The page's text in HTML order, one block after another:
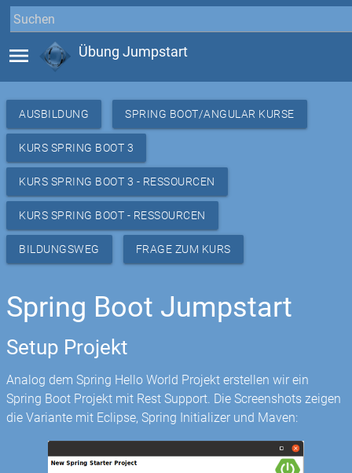
menu Übung Jumpstart
AUSBILDUNG SPRING BOOT/ANGULAR KURSE
KURS SPRING BOOT 3
KURS SPRING BOOT 3 - RESSOURCEN
KURS SPRING BOOT - RESSOURCEN
BILDUNGSWEG FRAGE ZUM KURS
Spring Boot Jumpstart
Setup Projekt
Analog dem Spring Hello World Projekt erstellen wir ein
Spring Boot Projekt mit Rest Support. Die Screenshots zeigen
die Variante mit Eclipse, Spring Initializer und Maven: